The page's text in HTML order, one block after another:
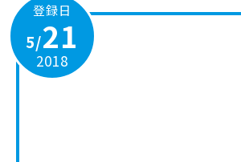
登録日
5/21
2018